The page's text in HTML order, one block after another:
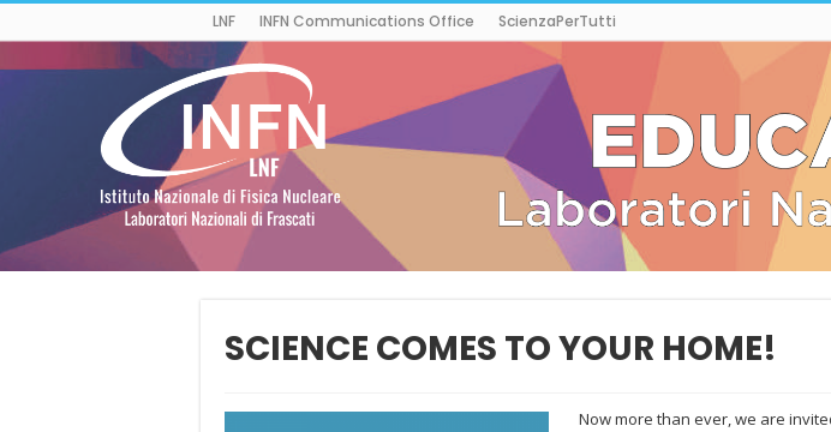
LNF INFN Communications Office ScienzaPerTutti
SCIENCE COMES TO YOUR HOME!
Now more than ever, we are